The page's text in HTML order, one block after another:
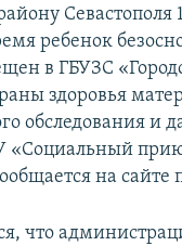
Севастополя
ребенок
в ГБУЗС
здоровья
обследования и
«Социальный
на сайте
что